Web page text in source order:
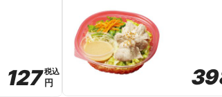
e
127
127税込
税込
円
円